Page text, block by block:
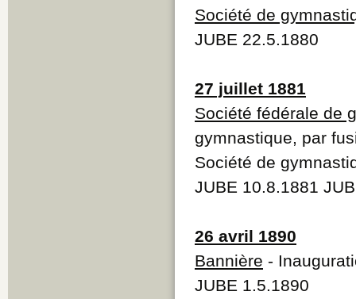
Société de
JUBE 22.5.1880
27 juillet 1881
Société fédérale de
gymnastique, par
Société de
JUBE 10.8.1881
26 avril 1890
Bannière -
JUBE 1.5.1890